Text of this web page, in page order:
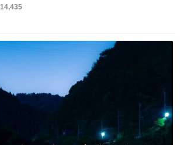
ん「どれが欲しいの？」 ぼく「えっ
「何が…？？」 やっぱランダム
！！！！！！！！！！！！
14,435